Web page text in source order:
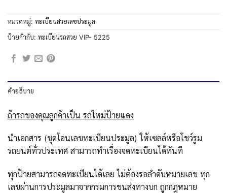
หมวดหมู่: ทะเบียนสวยเลขประมูล
ป้ายกำกับ: ทะเบียนรถสวย VIP- 5225
คำอธิบาย
ถ้ารถของคุณลูกค้าเป็น รถใหม่ป้ายแดง
นำเอกสาร (ชุดโอนเลขทะเบียนประมูล) ให้เซลล์หรือโชว์รูม
รถยนต์ทั่วประเทศ สามารถทำเรื่องจดทะเบียนได้ทันที
ทุกป้ายสามารถจดทะเบียนได้เลย ไม่ต้องรอลำดับหมายเลข ทุก
เลขผ่านการประมูลมาจากกรมการขนส่งทางบก ถูกกฎหมาย